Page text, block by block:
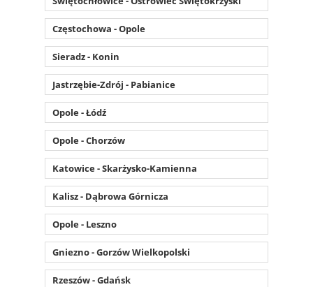
Częstochowa - Opole
Sieradz - Konin
Jastrzębie-Zdrój - Pabianice
Opole - Łódź
Opole - Chorzów
Katowice - Skarżysko-Kamienna
Kalisz - Dąbrowa Górnicza
Opole - Leszno
Gniezno - Gorzów Wielkopolski
Rzeszów - Gdańsk